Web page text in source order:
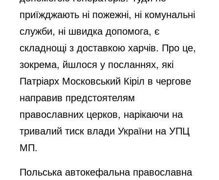
приїжджають ні пожежні, ні комунальні
служби, ні швидка допомога, є
складнощі з доставкою харчів. Про це,
зокрема, йшлося у посланнях, які
Патріарх Московський Кіріл в чергове
направив предстоятелям
православних церков, нарікаючи на
тривалий тиск влади України на УПЦ
МП.
Польська автокефальна православна